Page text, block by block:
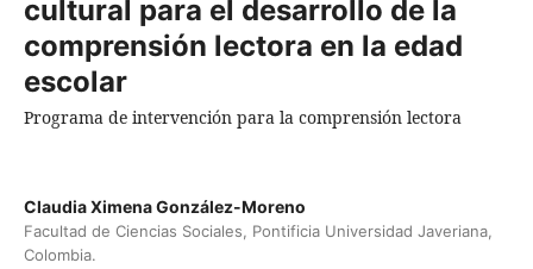
cultural para el desarrollo de la
comprensión lectora en la edad
escolar
Programa de intervención para la comprensión lectora
Claudia Ximena González-Moreno
Facultad de Ciencias Sociales, Pontificia Universidad Javeriana,
Colombia.